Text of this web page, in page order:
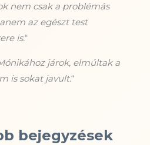
nem csak a problémás
az egészt test
is.“
járok, elmúltak a
is sokat javult.“
bejegyzések